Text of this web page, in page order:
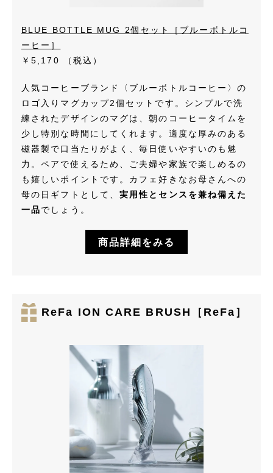
BLUE BOTTLE MUG 2個セット［ブルーボトルコ
ーヒー］
￥5,170
（税込）
人気コーヒーブランド〈ブルーボトルコーヒー〉の
ロゴ入りマグカップ2個セットです。シンプルで洗
練されたデザインのマグは、朝のコーヒータイムを
少し特別な時間にしてくれます。適度な厚みのある
磁器製で口当たりがよく、毎日使いやすいのも魅
力。ペアで使えるため、ご夫婦や家族で楽しめるの
も嬉しいポイントです。カフェ好きなお母さんへの
母の日ギフトとして、 実用性とセンスを兼ね備えた
一品でしょう。
商品詳細をみる
ReFa ION CARE BRUSH［ReFa］